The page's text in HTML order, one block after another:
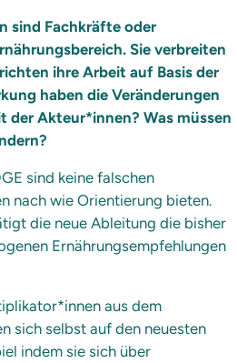
sind Fachkräfte oder
Sie verbreiten
ihre Arbeit auf Basis der
haben die Veränderungen
der Akteur*innen? Was müssen
sind keine falschen
nach wie Orientierung bieten.
die neue Ableitung die bisher
Ernährungsempfehlungen
aus dem
sich selbst auf den neuesten
indem sie sich über